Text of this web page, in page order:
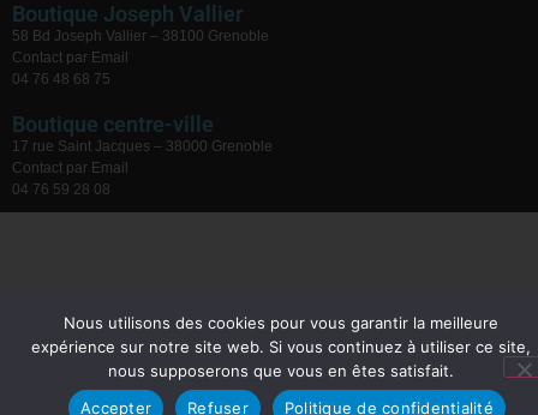
Boutique Joseph Vallier
58 Bd Joseph Vallier – 38100 Grenoble
Contact par Email
04 76 48 68 75
Boutique centre-ville
17 rue Saint Jacques – 38000 Grenoble
Contact par Email
04 76 59 28 08
Nous utilisons des cookies pour vous garantir la meilleure
expérience sur notre site web. Si vous continuez à utiliser ce site,
nous supposerons que vous en êtes satisfait.
Accepter
Refuser Politique de confidentialité